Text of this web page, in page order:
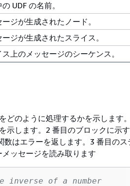
UDF の名前。
ージが生成されたノード。
ージが生成されたスライス。
ス上のメッセージのシーケンス。
どのように処理するかを示します
示します。2 番目のブロックに示
はエラーを返します。3 番目のス
メッセージを読み取ります
of a number